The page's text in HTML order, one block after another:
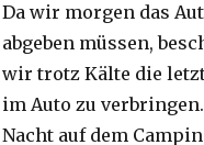
Da wir morgen das
abgeben müssen,
wir trotz Kälte die
im Auto zu
Nacht auf dem